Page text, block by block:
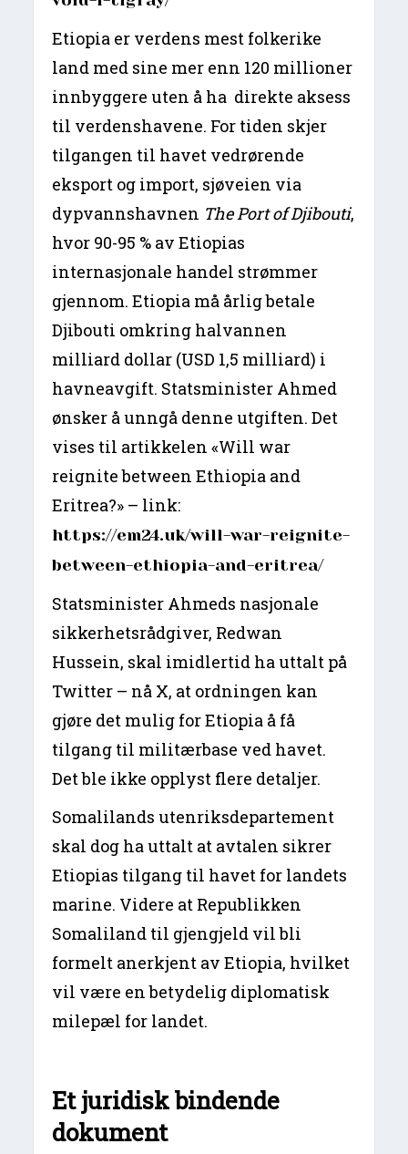
Etiopia er verdens mest folkerike
land med sine mer enn 120 millioner
innbyggere uten å ha direkte aksess
til verdenshavene. For tiden skjer
tilgangen til havet vedrørende
eksport og import, sjøveien via
dypvannshavnen The Port of Djibouti,
hvor 90-95 % av Etiopias
internasjonale handel strømmer
gjennom. Etiopia må årlig betale
Djibouti omkring halvannen
milliard dollar (USD 1,5 milliard) i
havneavgift. Statsminister Ahmed
ønsker å unngå denne utgiften. Det
vises til artikkelen «Will war
reignite between Ethiopia and
Eritrea?» – link:
https://em24.uk/will-war-reignite-
between-ethiopia-and-eritrea/
Statsminister Ahmeds nasjonale
sikkerhetsrådgiver, Redwan
Hussein, skal imidlertid ha uttalt på
Twitter – nå X, at ordningen kan
gjøre det mulig for Etiopia å få
tilgang til militærbase ved havet.
Det ble ikke opplyst flere detaljer.
Somalilands utenriksdepartement
skal dog ha uttalt at avtalen sikrer
Etiopias tilgang til havet for landets
marine. Videre at Republikken
Somaliland til gjengjeld vil bli
formelt anerkjent av Etiopia, hvilket
vil være en betydelig diplomatisk
milepæl for landet.
Et juridisk bindende
dokument